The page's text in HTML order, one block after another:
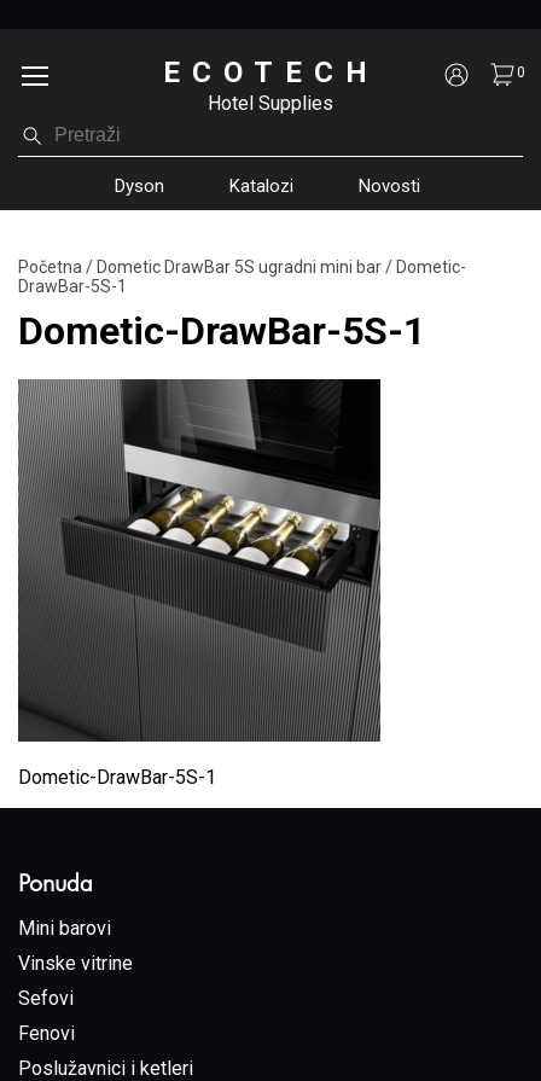
Dyson Katalozi Novosti
ECOTECH
Hotel Supplies
0
Početna /Dometic DrawBar 5S ugradni mini bar/Dometic-
DrawBar-5S-1
Dometic-DrawBar-5S-1
Dometic-DrawBar-5S-1
Ponuda
Mini barovi
Vinske vitrine
Sefovi
Fenovi
Poslužavnici i ketleri